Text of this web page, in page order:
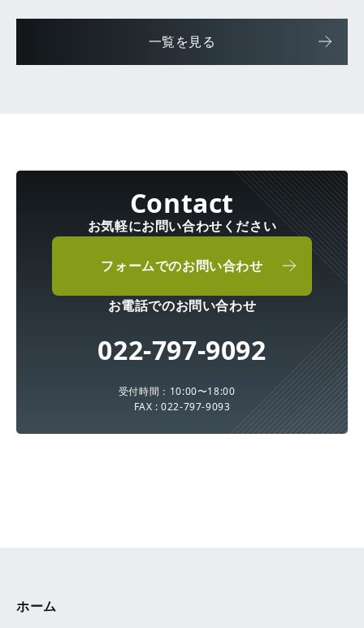
一覧を見る
お気軽にお問い合わせください
フォームでのお問い合わせ
お電話でのお問い合わせ
022-797-9092
受付時間：10:00〜18:00
FAX : 022-797-9093
ホーム